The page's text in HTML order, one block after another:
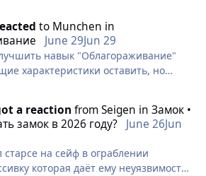
дружбу, но арена
место чтобы хватало 1-3
можно дать пати и которых
нужно отменить старую метку
а так же игнорирование их
имунитета для дебафов.
уточнить, что последующий
изминение никак не затронет и они
очищения, а не
to Munchen in
June 29Jun 29
навык "Облагораживание"
характеристики оставить, но
дает на пала антик и при этом
без задержки на мага тоже"
a reaction fromSeigen inЗамок •
замок в 2026 году?
June 26Jun
на сейф в ограблении
которая даёт ему неуязвимость